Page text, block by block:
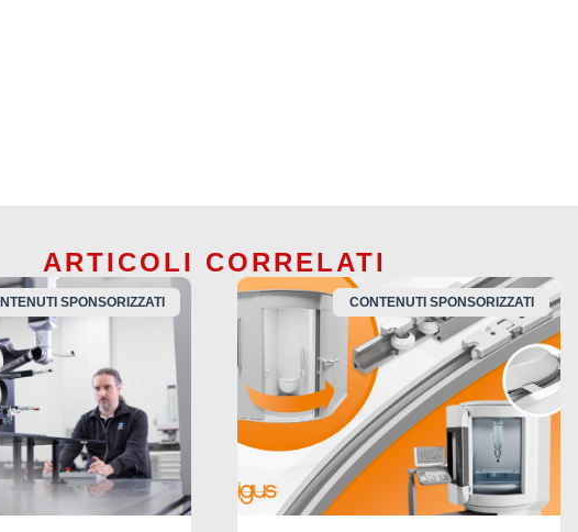
ARTICOLI CORRELATI
SPONSORIZZATI CONTENUTI SPONSORIZZATI